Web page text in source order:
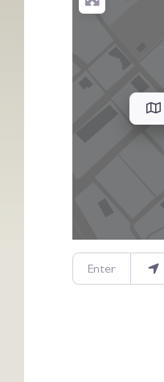
Enter your location